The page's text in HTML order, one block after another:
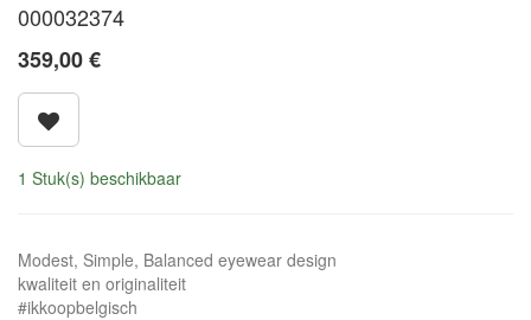
000032374
359,00€
1 Stuk(s) beschikbaar
Modest, Simple, Balanced eyewear design
kwaliteit en originaliteit
#ikkoopbelgisch